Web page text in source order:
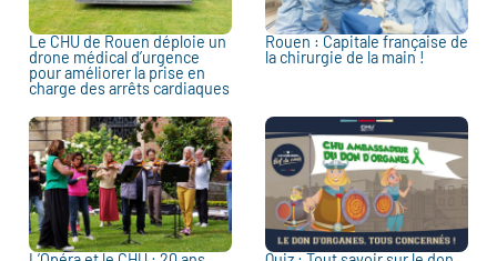
Le CHU de Rouen déploie un
drone médical d’urgence
pour améliorer la prise en
charge des arrêts cardiaques
Rouen : Capitale française de
la chirurgie de la main !